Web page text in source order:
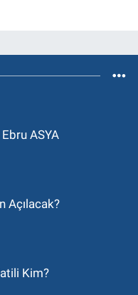
Ebru ASYA
Açılacak?
Kim?